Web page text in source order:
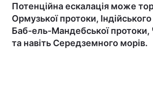
Потенційна ескалація може
Ормузької протоки,
Баб-ель-Мандебської протоки,
та навіть Середземного морів.